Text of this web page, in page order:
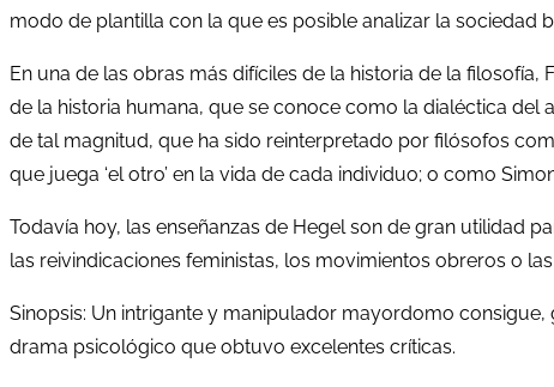
modo de plantilla con la que es posible analizar la sociedad
En una de las obras más difíciles de la historia de la
de la historia humana, que se conoce como la dialéctica del
de tal magnitud, que ha sido reinterpretado por filósofos
que juega ‘el otro’ en la vida de cada individuo; o como
Todavía hoy, las enseñanzas de Hegel son de gran utilidad
las reivindicaciones feministas, los movimientos obreros o
Sinopsis: Un intrigante y manipulador mayordomo
drama psicológico que obtuvo excelentes críticas.